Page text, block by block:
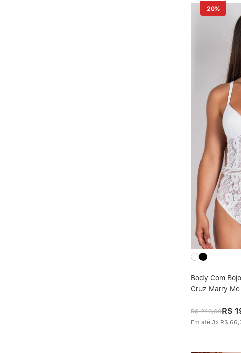
20%
Body Com
Cruz Marry Me
R$ 249,90R$
Em até 3x R$ 66,